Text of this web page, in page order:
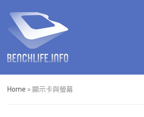
Home » 顯示卡與螢幕